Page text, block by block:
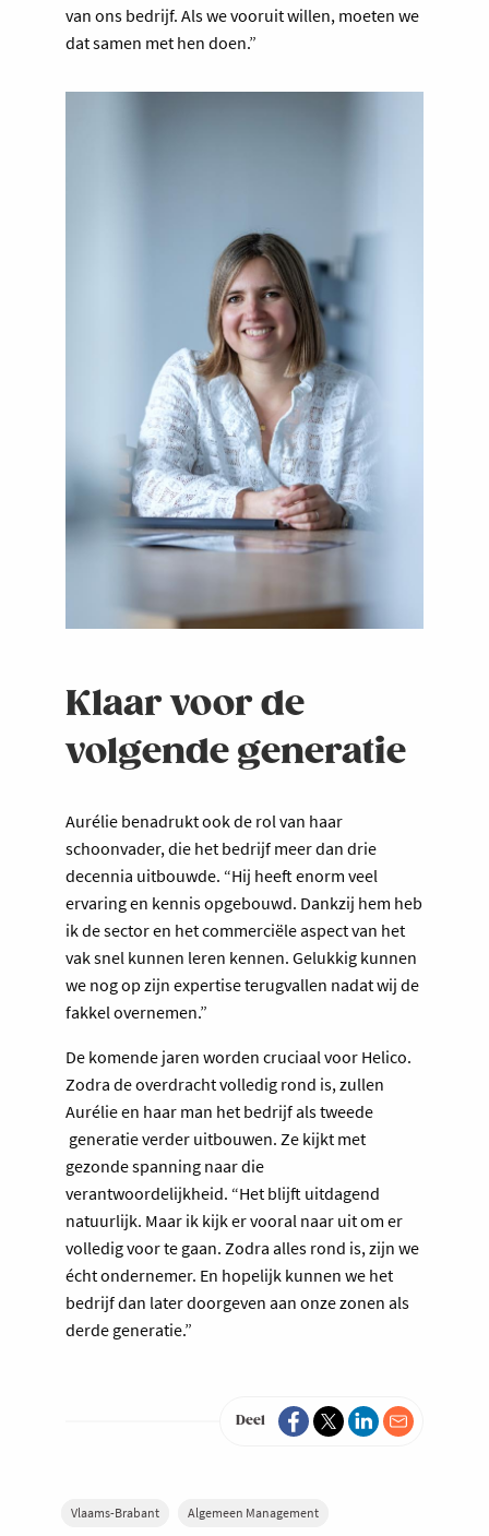
van ons bedrijf. Als we vooruit willen, moeten we
dat samen met hen doen.”
Klaar voor de
volgende generatie
Aurélie benadrukt ook de rol van haar
schoonvader, die het bedrijf meer dan drie
decennia uitbouwde. “Hij heeft enorm veel
ervaring en kennis opgebouwd. Dankzij hem heb
ik de sector en het commerciële aspect van het
vak snel kunnen leren kennen. Gelukkig kunnen
we nog op zijn expertise terugvallen nadat wij de
fakkel overnemen.”
De komende jaren worden cruciaal voor Helico.
Zodra de overdracht volledig rond is, zullen
Aurélie en haar man het bedrijf als tweede
generatie verder uitbouwen. Ze kijkt met
gezonde spanning naar die
verantwoordelijkheid. “Het blijft uitdagend
natuurlijk. Maar ik kijk er vooral naar uit om er
volledig voor te gaan. Zodra alles rond is, zijn we
écht ondernemer. En hopelijk kunnen we het
bedrijf dan later doorgeven aan onze zonen als
derde generatie.”
Deel
Vlaams-Brabant Algemeen Management